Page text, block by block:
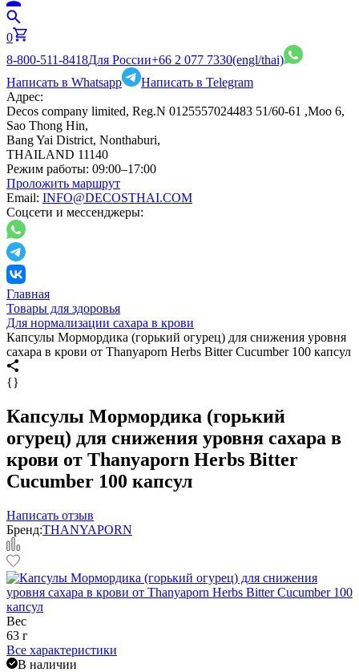
0
8-800-511-8418Для России+66 2 077 7330(engl/thai)
Написать в Whatsapp
Написать в Telegram
Адрес:
Decos company limited, Reg.N 0125557024483 51/60-61 ,Moo 6,
Sao Thong Hin,
Bang Yai District, Nonthaburi,
THAILAND 11140
Режим работы: 09:00–17:00
Проложить маршрут
Email: INFO@DECOSTHAI.COM
Соцсети и мессенджеры:
Главная
Товары для здоровья
Для нормализации сахара в крови
Капсулы Мормордика (горький огурец) для снижения уровня
сахара в крови от Thanyaporn Herbs Bitter Cucumber 100 капсул
{}
Капсулы Мормордика (горький
огурец) для снижения уровня сахара в
крови от Thanyaporn Herbs Bitter
Cucumber 100 капсул
Написать отзыв
Бренд:THANYAPORN
Вес
63 г
Все характеристики
В наличии